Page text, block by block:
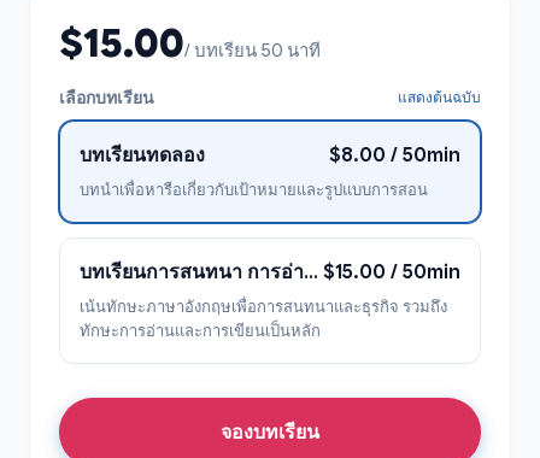
$15.00/ บทเรียน 50 นาที
เลือกบทเรียน แสดงต้นฉบับ
บทเรียนทดลอง $8.00 / 50min
บทนำเพื่อหารือเกี่ยวกับเป้าหมายและรูปแบบการสอน
บทเรียนการสนทนา การอ่าน และการเขียน $15.00 / 50min
เน้นทักษะภาษาอังกฤษเพื่อการสนทนาและธุรกิจ รวมถึง
ทักษะการอ่านและการเขียนเป็นหลัก
จองบทเรียน